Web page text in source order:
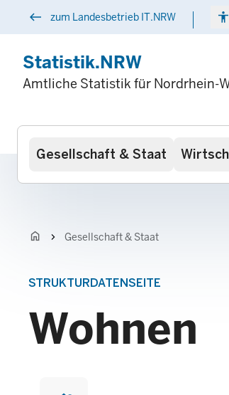
west zum Landesbetrieb IT.NRW accessibility
Statistik.NRW
Amtliche Statistik für Nordrhein-
Hauptnavigation
Gesellschaft & Staat
home chevron_right Gesellschaft & Staat
STRUKTURDATENSEITE
Wohnen